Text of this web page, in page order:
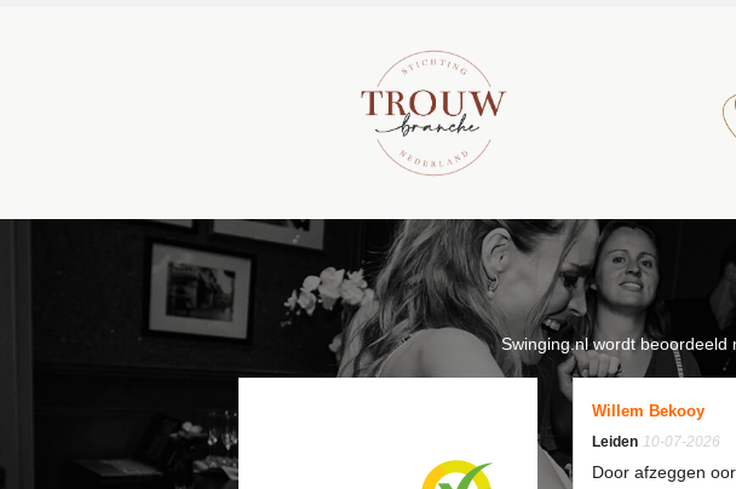
Swinging.nlwordt beoordeeld
Willem Bekooy
Leiden 10-07-2026
Door afzeggen